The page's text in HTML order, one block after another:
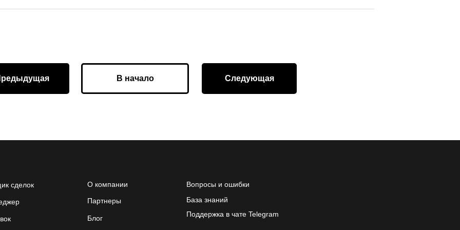
В начало Следующая
сделок О компании
Поддержка в чате Telegram
Партнеры
Блог
Вопросы и ошибки
База знаний